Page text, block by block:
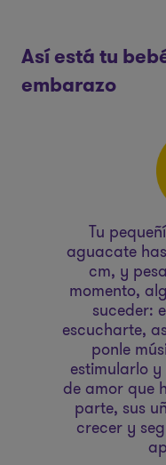
Así está tu
embarazo
Tu
aguacate
cm, y
momento,
suceder:
escucharte,
ponle
estimularlo
de amor que
parte, sus
crecer y